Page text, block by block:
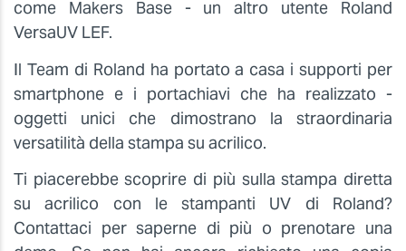
come Makers Base - un altro utente Roland
VersaUV LEF.
Il Team di Roland ha portato a casa i supporti per
smartphone e i portachiavi che ha realizzato -
oggetti unici che dimostrano la straordinaria
versatilità della stampa su acrilico.
Ti piacerebbe scoprire di più sulla stampa diretta
su acrilico con le stampanti UV di Roland?
Contattaci per saperne di più o prenotare una